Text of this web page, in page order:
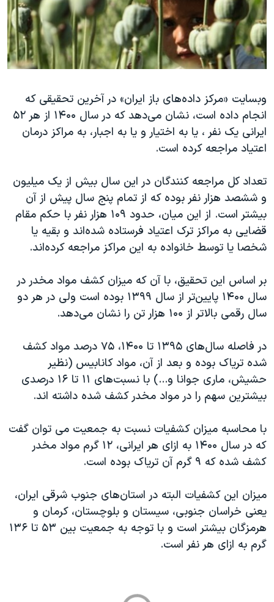
فرهنگ و زندگی
حقوق شهروندی
اقتصادی
اسرائیل در جنگ
گالری عکس
آرشیو پخش زنده
مستندها
انتخابات ریاست جمهوری آمریکا ۲۰۲۴
حمله جمهوری اسلامی به اسرائیل
ورزش زنان در ایران
اعتراضات زن، زندگی، آزادی
مجموعه مستندهای دادخواهی
دادگاه حمید نوری
چهل سال گروگان‌گیری
قانون شفافیت دارائی کادر رهبری ایران
اعتراضات مردمی آبان ۹۸
اسرائیل در جنگ
نرگس محمدی برنده جایزه نوبل صلح
همایش محافظه‌کاران آمریکا «سی‌پک»
صفحه‌های ویژه
سفر پرزیدنت ترامپ به چین
دنبال کنید
زبانهای مختلف
وبسایت «مرکز داده‌های باز ایران» در آخرین تحقیقی که
انجام داده است، نشان می‌دهد که در سال ۱۴۰۰ از هر ۵۲
ایرانی یک نفر ، یا به اختیار و یا به اجبار، به مراکز درمان
اعتیاد مراجعه کرده است.
تعداد کل مراجعه کنندگان در این سال بیش از یک میلیون
و ششصد هزار نفر بوده که از تمام پنج سال پیش از آن
بیشتر است. از این میان، حدود ۱۰۹ هزار نفر با حکم مقام
قضایی به مراکز ترک اعتیاد فرستاده شده‌اند و بقیه یا
شخصا یا توسط خانواده به این مراکز مراجعه کرده‌اند.
بر اساس این تحقیق، با آن که میزان کشف مواد مخدر در
سال ۱۴۰۰ پایین‌تر از سال ۱۳۹۹ بوده است ولی در هر دو
سال رقمی بالاتر از ۱۰۰ هزار تن را نشان می‌دهد.
در فاصله سال‌های ۱۳۹۵ تا ۱۴۰۰، ۷۵ درصد مواد کشف
شده تریاک بوده و بعد از آن، مواد کانابیس (نظیر
حشیش، ماری جوانا و...) با نسبت‌های ۱۱ تا ۱۶ درصدی
بیشترین سهم را در مواد مخدر کشف شده داشته اند.
با محاسبه ‌میزان کشفیات نسبت به جمعیت می توان گفت
که در سال ۱۴۰۰ به ازای هر ایرانی، ۱۲ گرم مواد مخدر
کشف شده که ۹ گرم آن تریاک بوده است.
میزان این کشفیات البته در استان‌های جنوب شرقی ایران،
یعنی خراسان جنوبی، سیستان و بلوچستان، کرمان و
هرمزگان بیشتر است و با توجه به جمعیت بین ۵۳ تا ۱۳۶
گرم به ازای هر نفر است.